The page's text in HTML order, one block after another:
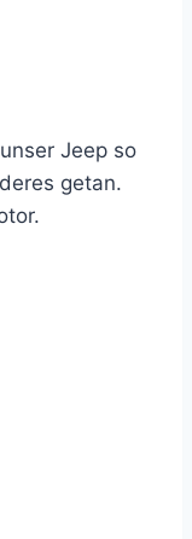
Jeep so
getan.